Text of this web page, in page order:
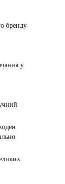
бренду
у